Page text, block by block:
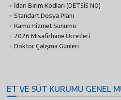
İdari Birim Kodları (DETSİS NO)
Standart Dosya Planı
Kamu Hizmet Sunumu
2026 Misafirhane Ücretleri
Doktor Çalışma Günleri
ET VE SÜT KURUMU GENEL